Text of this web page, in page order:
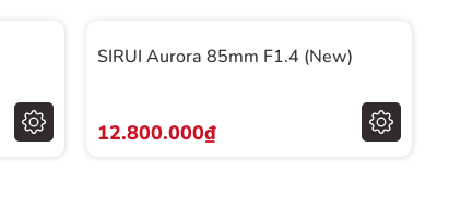
SIRUI Aurora 85mm F1.4 (New)
12.800.000₫